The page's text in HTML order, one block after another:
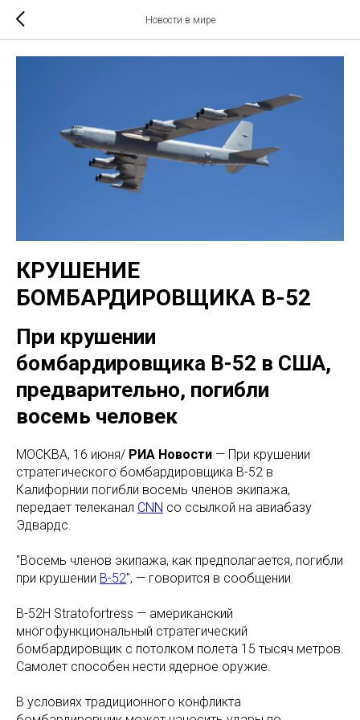
Новости в мире
КРУШЕНИЕ
БОМБАРДИРОВЩИКА В-52
При крушении
бомбардировщика В-52 в США,
предварительно, погибли
восемь человек
МОСКВА, 16 июня/ РИА Новости — При крушении
стратегического бомбардировщика B-52 в
Калифорнии погибли восемь членов экипажа,
передает телеканал CNN со ссылкой на авиабазу
Эдвардс.
"Восемь членов экипажа, как предполагается, погибли
при крушении B-52", — говорится в сообщении.
B-52H Stratofortress — американский
многофункциональный стратегический
бомбардировщик с потолком полета 15 тысяч метров.
Самолет способен нести ядерное оружие.
В условиях традиционного конфликта